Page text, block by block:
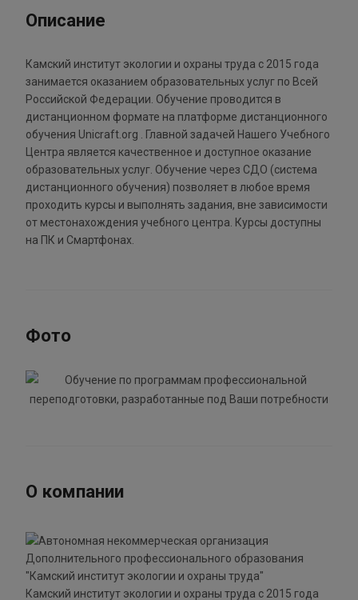
Описание
Камский институт экологии и охраны труда с 2015 года
занимается оказанием образовательных услуг по Всей
Российской Федерации. Обучение проводится в
дистанционном формате на платформе дистанционного
обучения Unicraft.org . Главной задачей Нашего Учебного
Центра является качественное и доступное оказание
образовательных услуг. Обучение через СДО (система
дистанционного обучения) позволяет в любое время
проходить курсы и выполнять задания, вне зависимости
от местонахождения учебного центра. Курсы доступны
на ПК и Смартфонах.
Фото
О компании
Камский институт экологии и охраны труда с 2015 года